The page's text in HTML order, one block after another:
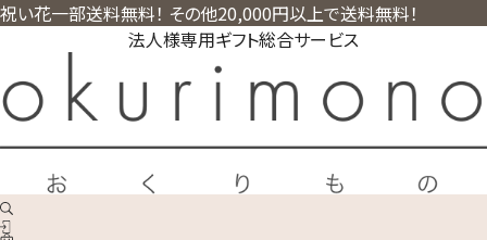
祝い花一部送料無料！ その他20,000円以上で送料無料！
法人様専用ギフト総合サービス